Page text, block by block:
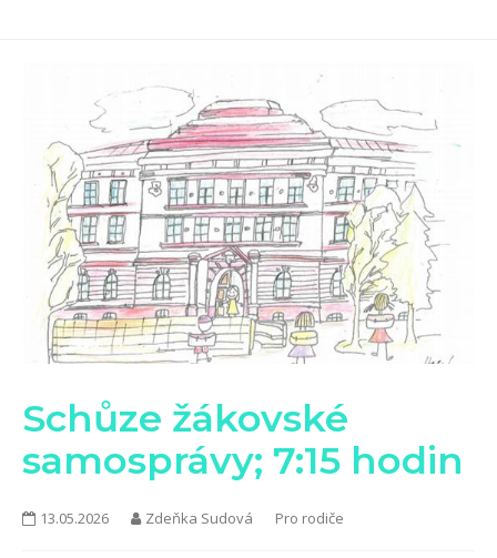
FOTOGALERIE
KONTAKTY
Schůze žákovské
samosprávy; 7:15 hodin
13.05.2026 Zdeňka Sudová Pro rodiče